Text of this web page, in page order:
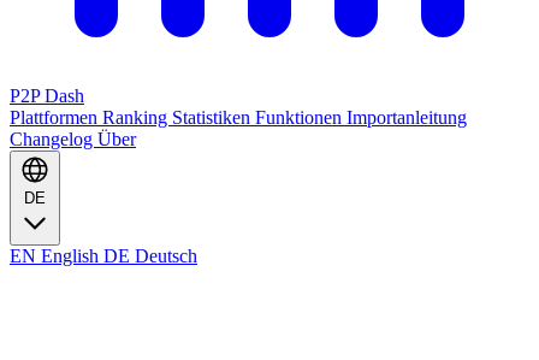
P2P Dash
Plattformen Ranking Statistiken Funktionen Importanleitung
Changelog Über
DE
EN English DE Deutsch